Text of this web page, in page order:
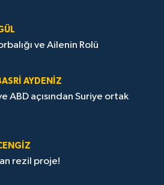
ve Ailenin Rolü
AYDENIZ
ABD açısından Suriye ortak
rezil proje!